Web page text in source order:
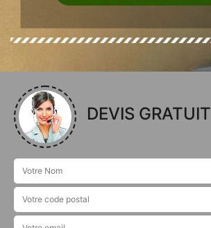
DEVIS GRATUIT